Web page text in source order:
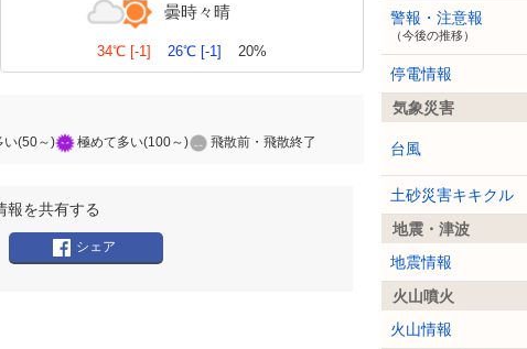
曇時々晴
34℃ [-1] 26℃ [-1] 20%
い(50～) 極めて多い(100～) 飛散前・飛散終了
報を共有する
シェア
警報・注意報
（今後の推移）
停電情報
気象災害
台風
土砂災害キキクル
地震・津波
地震情報
火山噴火
火山情報